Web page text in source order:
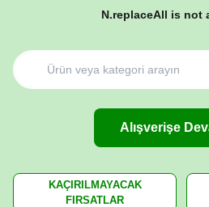
N.replaceAll is not
Alışverişe
KAÇIRILMAYACAK
FIRSATLAR